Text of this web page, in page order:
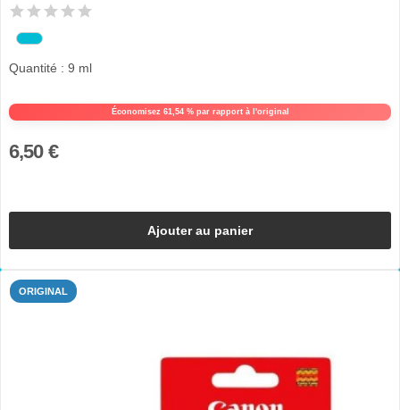
Économisez 61,54 % par rapport à l'original
Quantité : 9 ml
6,50 €
Ajouter au panier
ORIGINAL